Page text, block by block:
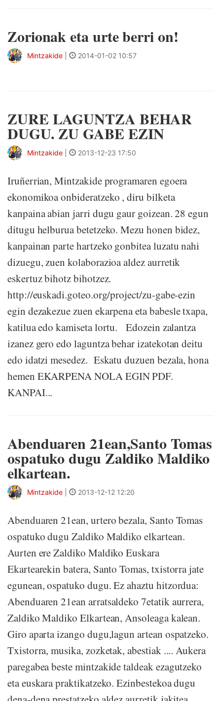
Zorionak eta urte berri on!
Mintzakide 2014-01-02 10:57
ZURE LAGUNTZA BEHAR
DUGU. ZU GABE EZIN
Mintzakide 2013-12-23 17:50
Iruñerrian, Mintzakide programaren egoera
ekonomikoa onbideratzeko , diru bilketa
kanpaina abian jarri dugu gaur goizean. 28 egun
ditugu helburua betetzeko. Mezu honen bidez,
kanpainan parte hartzeko gonbitea luzatu nahi
dizuegu, zuen kolaborazioa aldez aurretik
eskertuz bihotz bihotzez.
http://euskadi.goteo.org/project/zu-gabe-ezin
egin dezakezue zuen ekarpena eta babesle txapa,
katilua edo kamiseta lortu. Edozein zalantza
izanez gero edo laguntza behar izatekotan deitu
edo idatzi mesedez. Eskatu duzuen bezala, hona
hemen EKARPENA NOLA EGIN PDF.
KANPAI...
Abenduaren 21ean,Santo Tomas
ospatuko dugu Zaldiko Maldiko
elkartean.
Mintzakide 2013-12-12 12:20
Abenduaren 21ean, urtero bezala, Santo Tomas
ospatuko dugu Zaldiko Maldiko elkartean.
Aurten ere Zaldiko Maldiko Euskara
Ekartearekin batera, Santo Tomas, txistorra jate
egunean, ospatuko dugu. Ez ahaztu hitzordua:
Abenduaren 21ean arratsaldeko 7etatik aurrera,
Zaldiko Maldiko Elkartean, Ansoleaga kalean.
Giro aparta izango dugu,lagun artean ospatzeko.
Txistorra, musika, zozketak, abestiak .... Aukera
paregabea beste mintzakide taldeak ezagutzeko
eta euskara praktikatzeko. Ezinbestekoa dugu